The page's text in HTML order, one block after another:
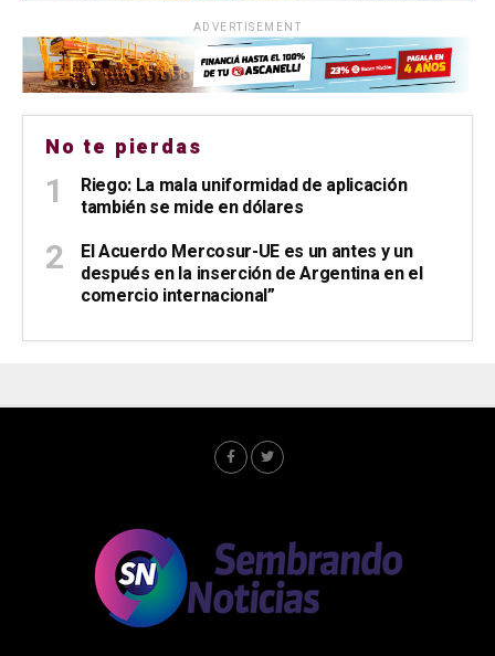
ADVERTISEMENT
No te pierdas
Riego: La mala uniformidad de aplicación
también se mide en dólares
El Acuerdo Mercosur-UE es un antes y un
después en la inserción de Argentina en el
comercio internacional”